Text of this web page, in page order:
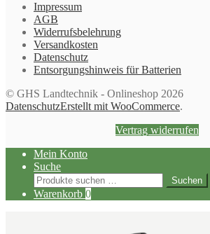
Impressum
AGB
Widerrufsbelehrung
Versandkosten
Datenschutz
Entsorgungshinweis für Batterien
© GHS Landtechnik - Onlineshop 2026
DatenschutzErstellt mit WooCommerce.
Vertrag widerrufen
Mein Konto
Suche
Suchen
nach:
Suchen
Warenkorb 0